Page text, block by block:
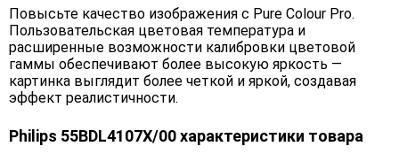
Повысьте качество изображения с Pure Colour Pro.
Пользовательская цветовая температура и
расширенные возможности калибровки цветовой
гаммы обеспечивают более высокую яркость —
картинка выглядит более четкой и яркой, создавая
эффект реалистичности.
Philips 55BDL4107X/00 характеристики товара